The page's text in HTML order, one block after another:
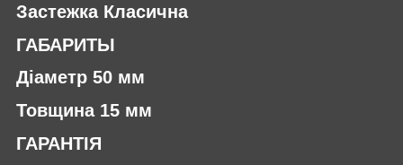
Застежка Класична
ГАБАРИТЫ
Діаметр 50 мм
Товщина 15 мм
ГАРАНТІЯ